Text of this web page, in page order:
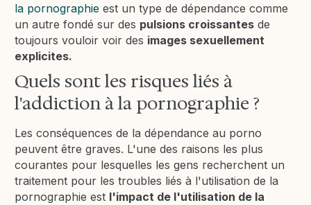
la pornographie est un type de dépendance comme
un autre fondé sur des pulsions croissantes de
toujours vouloir voir des images sexuellement
explicites.
Quels sont les risques liés à
l'addiction à la pornographie ?
Les conséquences de la dépendance au porno
peuvent être graves. L'une des raisons les plus
courantes pour lesquelles les gens recherchent un
traitement pour les troubles liés à l'utilisation de la
pornographie est l'impact de l'utilisation de la